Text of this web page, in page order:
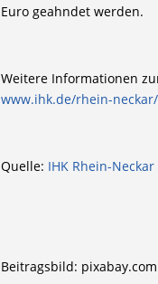
Euro geahndet werden.
Weitere Informationen
www.ihk.de/rhein-
Quelle: IHK Rhein-Neckar
Beitragsbild: pixabay.com